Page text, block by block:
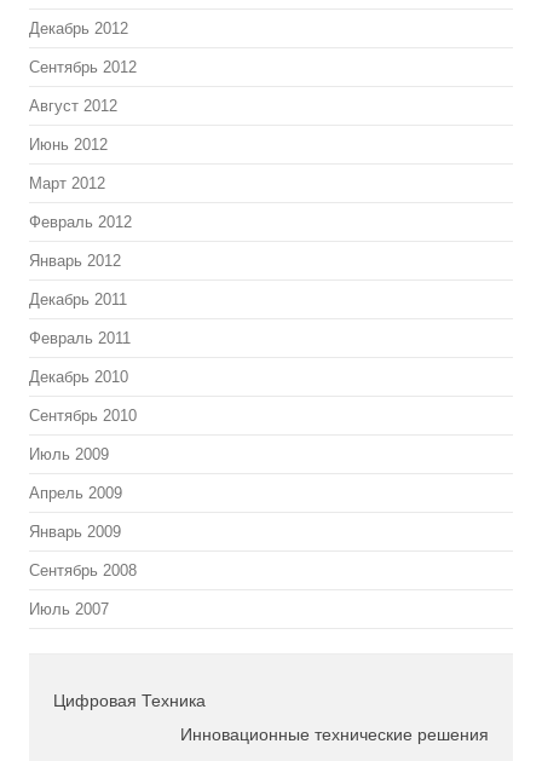
Декабрь 2012
Сентябрь 2012
Август 2012
Июнь 2012
Март 2012
Февраль 2012
Январь 2012
Декабрь 2011
Февраль 2011
Декабрь 2010
Сентябрь 2010
Июль 2009
Апрель 2009
Январь 2009
Сентябрь 2008
Июль 2007
Цифровая Техника
Инновационные технические решения